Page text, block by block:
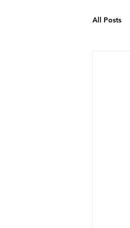
All Posts